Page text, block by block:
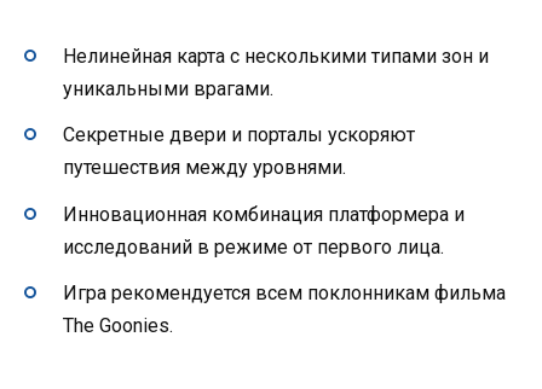
Нелинейная карта с несколькими типами зон и
уникальными врагами.
Секретные двери и порталы ускоряют
путешествия между уровнями.
Инновационная комбинация платформера и
исследований в режиме от первого лица.
Игра рекомендуется всем поклонникам фильма
The Goonies.